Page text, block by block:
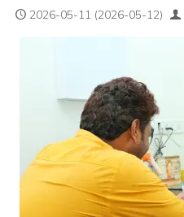
2026-05-11 (2026-05-12)